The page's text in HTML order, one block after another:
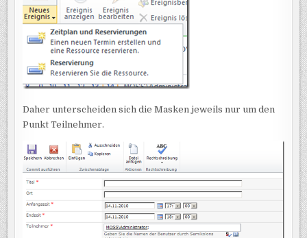
Daher unterscheiden sich die Masken jeweils nur um den
Punkt Teilnehmer.